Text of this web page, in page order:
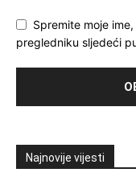
Spremite moje
pregledniku sljedeći
Najnovije vijesti